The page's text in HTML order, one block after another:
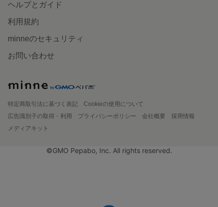
ヘルプとガイド
利用規約
minneのセキュリティ
お問い合わせ
特定商取引法に基づく表記
Cookieの使用について
広告識別子の取得・利用
プライバシーポリシー 会社概要
採用情報
メディアキット
©GMO Pepabo, Inc. All rights reserved.